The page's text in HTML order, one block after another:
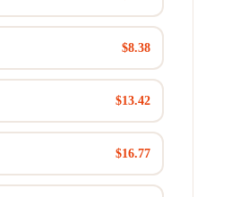
$8.38
$13.42
$16.77